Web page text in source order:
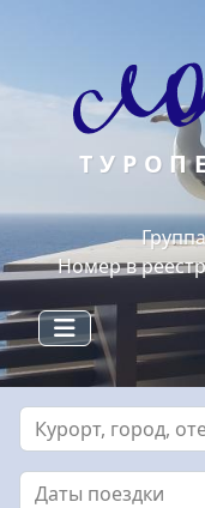
Номер в
Курорт, город,
Даты поездки